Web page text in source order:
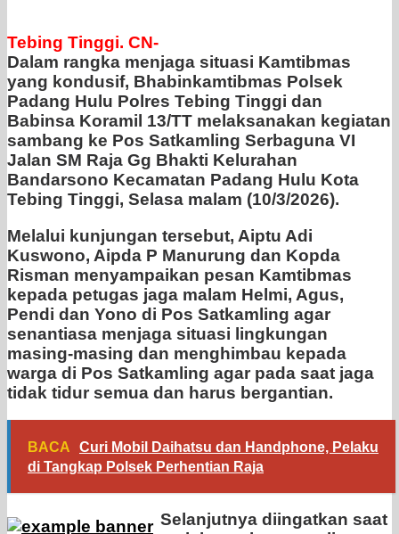
Tebing Tinggi. CN-
Dalam rangka menjaga situasi Kamtibmas
yang kondusif, Bhabinkamtibmas Polsek
Padang Hulu Polres Tebing Tinggi dan
Babinsa Koramil 13/TT melaksanakan kegiatan
sambang ke Pos Satkamling Serbaguna VI
Jalan SM Raja Gg Bhakti Kelurahan
Bandarsono Kecamatan Padang Hulu Kota
Tebing Tinggi, Selasa malam (10/3/2026).
Melalui kunjungan tersebut, Aiptu Adi
Kuswono, Aipda P Manurung dan Kopda
Risman menyampaikan pesan Kamtibmas
kepada petugas jaga malam Helmi, Agus,
Pendi dan Yono di Pos Satkamling agar
senantiasa menjaga situasi lingkungan
masing-masing dan menghimbau kepada
warga di Pos Satkamling agar pada saat jaga
tidak tidur semua dan harus bergantian.
BACA
Curi Mobil Daihatsu dan Handphone, Pelaku
di Tangkap Polsek Perhentian Raja
Selanjutnya diingatkan saat